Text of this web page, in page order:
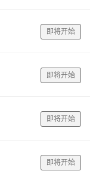
即将开始
即将开始
即将开始
即将开始